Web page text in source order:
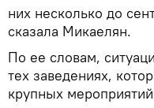
них несколько до
сказала Микаелян.
По ее словам,
тех заведениях,
крупных